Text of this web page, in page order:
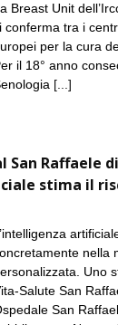
Breast Unit
conferma tra i
per la cura
il 18° anno
[...]
San Raffaele
stima il
nella
Uno
Salute San
San